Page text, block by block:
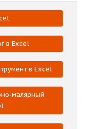
в Excel
в Excel
малярный